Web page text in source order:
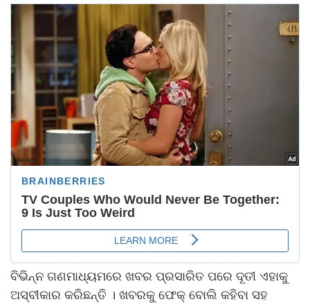
ବିଭିନ୍ନ ଗଣମାଧ୍ୟମରେ ଖବର ପ୍ରସାରିତ ପରେ ଦୂତୀ ଏହାକୁ
ଅସ୍ବୀକାର କରିଛନ୍ତି । ଖବରକୁ ଫେକ୍ ବୋଲି କହିବା ସହ